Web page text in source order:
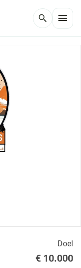
search menu
Doel
€ 10.000